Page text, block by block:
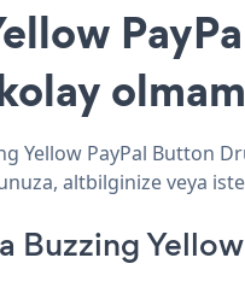
Yellow PayPal Button
altbilginize veya
Buzzing